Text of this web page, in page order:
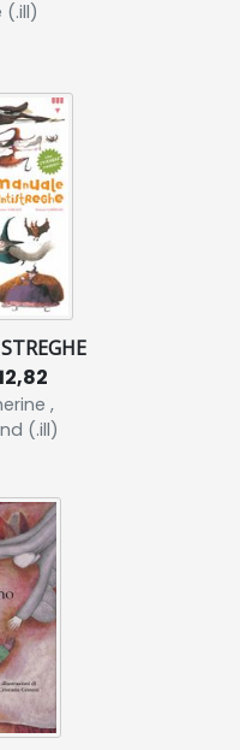
(.ill)
,
(.ill)